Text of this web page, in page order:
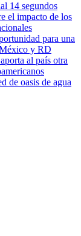
14 segundos
el impacto de los
para una
y RD
al país otra
de oasis de agua